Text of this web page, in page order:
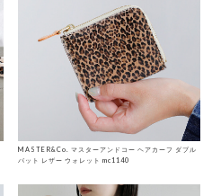
MASTER&Co. マスターアンドコー ヘアカーフ ダブル
バット レザー ウォレット mc1140